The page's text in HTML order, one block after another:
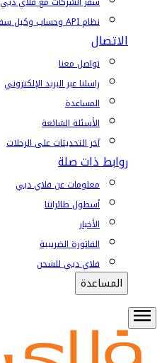
نظام API وحساب وكيل سفر جديد
الاتصال
تواصل معنا
راسلنا عبر البريد الإلكتروني
المساعدة
الأسئلة الشائعة
آخر التحديثات على الرحلات
روابط ذات صلة
معلومات عن فلاي دبي
أسطول طائراتنا
الأخبار
الفاتورة الضريبية
فلاي دبي للشحن
المساعدة